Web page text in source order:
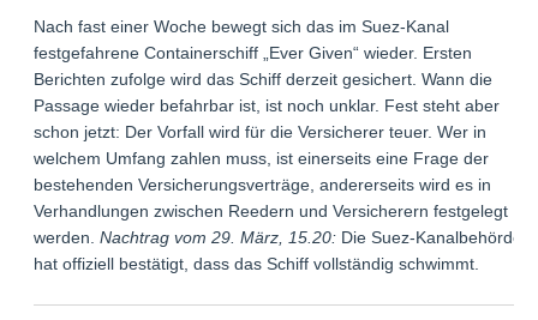
Nach fast einer Woche bewegt sich das im Suez-Kanal
festgefahrene Containerschiff „Ever Given“ wieder. Ersten
Berichten zufolge wird das Schiff derzeit gesichert. Wann die
Passage wieder befahrbar ist, ist noch unklar. Fest steht aber
schon jetzt: Der Vorfall wird für die Versicherer teuer. Wer in
welchem Umfang zahlen muss, ist einerseits eine Frage der
bestehenden Versicherungsverträge, andererseits wird es in
Verhandlungen zwischen Reedern und Versicherern festgelegt
werden.Nachtrag vom 29. März, 15.20: Die Suez-Kanalbehörde
hat offiziell bestätigt, dass das Schiff vollständig schwimmt.